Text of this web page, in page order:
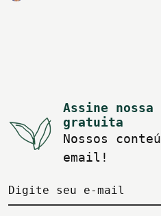
Assine
gratuita
Nossos
email!
Digite seu e-mail